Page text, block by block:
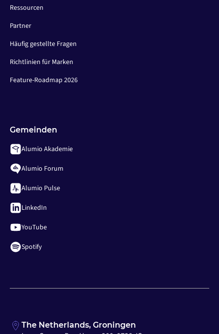
Ressourcen
Partner
Häufig gestellte Fragen
Richtlinien für Marken
Feature-Roadmap 2026
Gemeinden
Alumio Akademie
Alumio Forum
Alumio Pulse
LinkedIn
YouTube
Spotify
The Netherlands, Groningen